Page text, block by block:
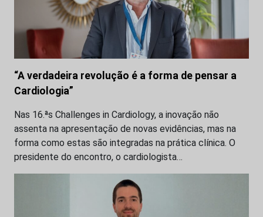
“A verdadeira revolução é a forma de pensar a
Cardiologia”
Nas 16.ªs Challenges in Cardiology, a inovação não
assenta na apresentação de novas evidências, mas na
forma como estas são integradas na prática clínica. O
presidente do encontro, o cardiologista…